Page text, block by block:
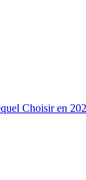
Choisir en